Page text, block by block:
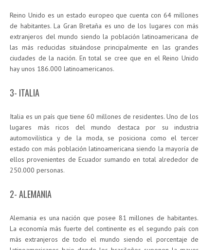
Reino Unido es un estado europeo que cuenta con 64 millones
de habitantes. La Gran Bretaña es uno de los lugares con más
extranjeros del mundo siendo la población latinoamericana de
las más reducidas situándose principalmente en las grandes
ciudades de la nación. En total se cree que en el Reino Unido
hay unos 186.000 latinoamericanos.
3- ITALIA
Italia es un país que tiene 60 millones de residentes. Uno de los
lugares más ricos del mundo destaca por su industria
automovilística y de la moda, se posiciona como el tercer
estado con más población latinoamericana siendo la mayoría de
ellos provenientes de Ecuador sumando en total alrededor de
250.000 personas.
2- ALEMANIA
Alemania es una nación que posee 81 millones de habitantes.
La economía más fuerte del continente es el segundo país con
más extranjeros de todo el mundo siendo el porcentaje de